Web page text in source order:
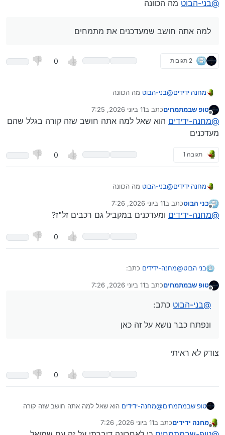
הם על אותו שרת
אז למה אתה חושב ש
@בני-הבוט מה הכוונה
למה אתה חושב שמעדכנים את מתמחים
2 תגובות 0
מחנה ידידים@בני-הבוט מה הכוונה
למה אתה חושב שמעדכנים את מתמחים
טופ שבמתמחיםכתב ב11 ביוני 2026, 7:25
נערך לאחרונה על ידי
@מחנה-ידידים הוא שאל למה אתה חושב שזה קורה בגלל שהם
מעדכנים
תגובה 1 0
מחנה ידידים@בני-הבוט מה הכוונה
למה אתה חושב שמעדכנים את מתמחים
בני הבוטכתב ב11 ביוני 2026, 7:26
נערך לאחרונה על ידי
@מחנה-ידידים ומעדכנים במקביל גם רכבים זל"ז?
0
בני הבוט@מחנה-ידידים
אז למה אתה חושב ש
ונפתח כבר נושא על זה כאן
טופ שבמתמחיםכתב ב11 ביוני 2026, 7:26
נערך לאחרונה על ידי
@בני-הבוט כתב:
ונפתח כבר נושא על זה כאן
צודק לא ראיתי
0
טופ שבמתמחים@מחנה-ידידים הוא שאל למה אתה חושב שזה קורה
מחנה ידידיםכתב ב11 ביוני 2026, 7:26
נערך לאחרונה על ידי מחנה ידידים